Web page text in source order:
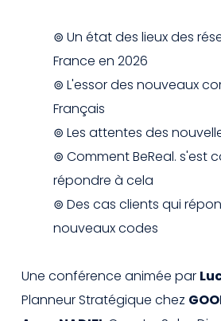
⊚ Un état des lieux des
France en 2026
⊚ L'essor des nouveaux
Français
⊚ Les attentes des
⊚ Comment BeReal. s'est
répondre à cela
⊚ Des cas clients qui
nouveaux codes
Une conférence animée par
Planneur Stratégique chez